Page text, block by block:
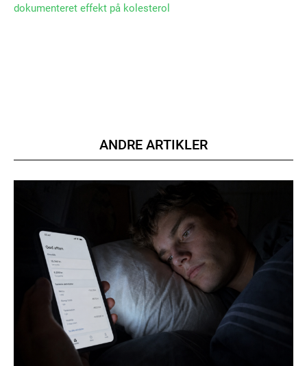
Etiam est nibh, lobortis sit
Praesent euismod ac
Nullam eu erat condimentum
Donec quis est ac felis
Orci varius natoque dolor
YEARLY PRICING MONTHLY PRICING
dokumenteret effekt på kolesterol
ANDRE ARTIKLER